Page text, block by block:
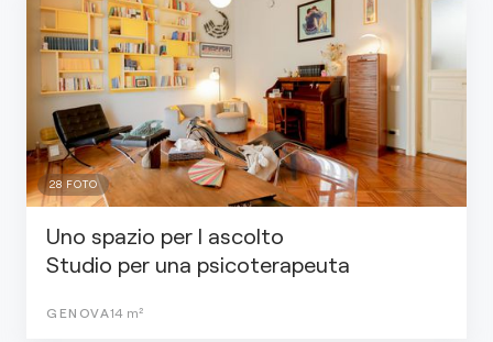
28 FOTO
Uno spazio per l ascolto
Studio per una psicoterapeuta
GENOVA14 m²